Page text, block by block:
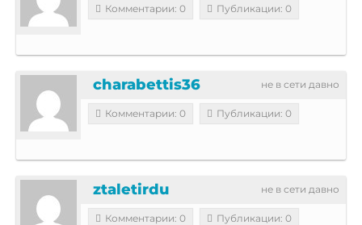
Комментарии: 0 Публикации: 0
не в сети давно
charabettis36
Комментарии: 0 Публикации: 0
не в сети давно
ztaletirdu
Комментарии: 0 Публикации: 0